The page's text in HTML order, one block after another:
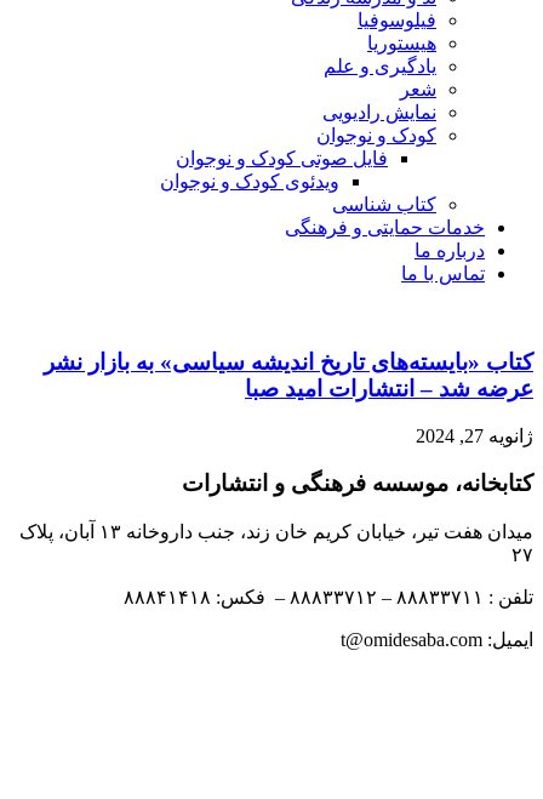
فیلوسوفیا
هیستوریا
یادگیری و علم
نمایش رادیویی
کودک و نوجوان
فایل صوتی کودک و نوجوان
ویدئوی کودک و نوجوان
کتاب شناسی
حمایتی و فرهنگی
ما
با ما
تاریخ اندیشه سیاسی» به بازار نشر
انتشارات امید صبا
موسسه فرهنگی و انتشارات
میدان هفت تیر، خیابان کریم خان زند، جنب داروخانه ۱۳ آبان، پلاک